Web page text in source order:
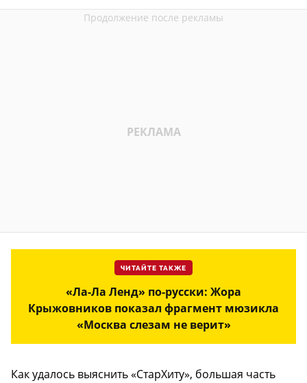
ЧИТАЙТЕ ТАКЖЕ
«Ла-Ла Ленд» по-русски: Жора
Крыжовников показал фрагмент мюзикла
«Москва слезам не верит»
Как удалось выяснить «СтарХиту», большая часть